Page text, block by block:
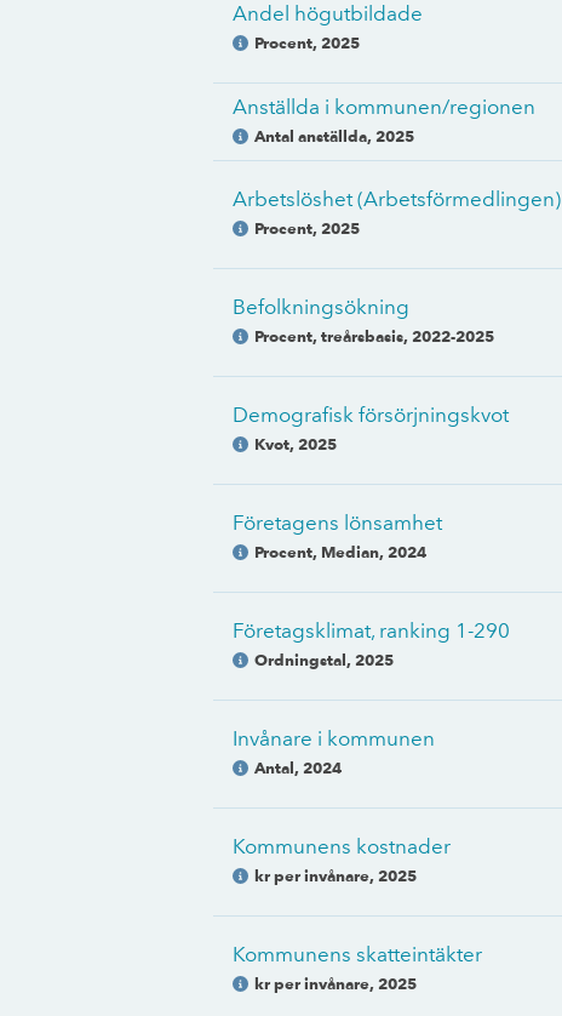
Andel högutbildade
Procent, 2025
Anställda i kommunen/regionen
Antal anställda, 2025
Arbetslöshet (Arbetsförmedlingen)
Procent, 2025
Befolkningsökning
Procent, treårsbasis, 2022-2025
Demografisk försörjningskvot
Kvot, 2025
Företagens lönsamhet
Procent, Median, 2024
Företagsklimat, ranking 1-290
Ordningstal, 2025
Invånare i kommunen
Antal, 2024
Kommunens kostnader
kr per invånare, 2025
Kommunens skatteintäkter
kr per invånare, 2025